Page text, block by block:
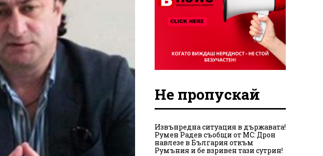
Не пропускай
Извънредна ситуация в държавата!
Румен Радев съобщи от МС: Дрон
навлезе в България откъм
Румъния и бе взривен тази сутрин!